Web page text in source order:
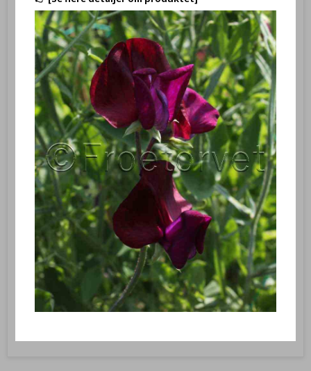
Håndcreme – Lavender Rosemary / Lavendel & Rosmarin med
sheasmør 30 ml – Michel Design Works
YAHCS081-813
🧴 Michel Design Works Håndcreme – Lavender Rosemary
(30 ml)
55,00 DKK
Vis produkt